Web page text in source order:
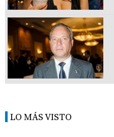
LO MÁS VISTO